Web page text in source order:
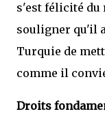
s'est félicité du
souligner qu'il
Turquie de
comme il
Droits